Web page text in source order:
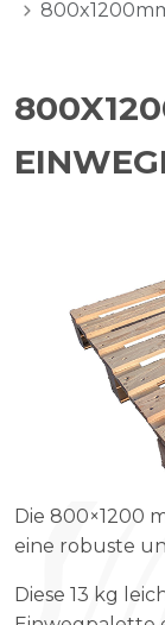
Die 800×1200
eine robuste
Diese 13 kg